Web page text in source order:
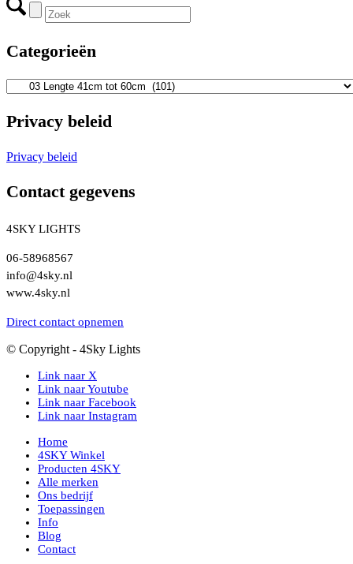
Categorieën
Privacy beleid
Privacy beleid
Contact gegevens
4SKY LIGHTS
06-58968567
info@4sky.nl
www.4sky.nl
Direct contact opnemen
© Copyright - 4Sky Lights
Link naar X
Link naar Youtube
Link naar Facebook
Link naar Instagram
Home
4SKY Winkel
Producten 4SKY
Alle merken
Ons bedrijf
Toepassingen
Info
Blog
Contact